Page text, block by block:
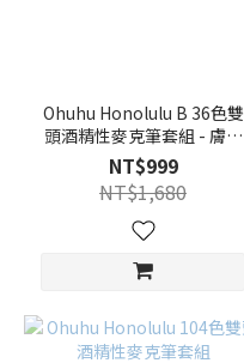
Ohuhu Honolulu B 36色雙
頭酒精性麥克筆套組 - 膚色
系
NT$999
NT$1,680